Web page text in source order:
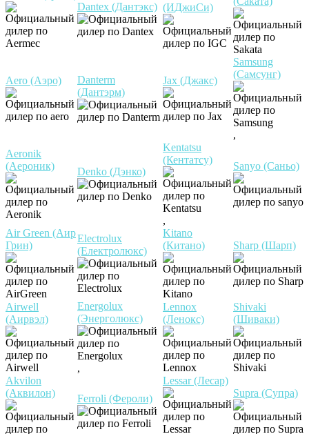
Dantex (Дантэкс) (ИДжиСи)
Aero (Аэро)
Danterm
(Дантэрм)
Jax (Джакс)
Samsung
(Самсунг)
,
Aeronik
(Аероник)
Denko (Дэнко)
Kentatsu
(Кентатсу)
,
Sanyo (Саньо)
Air Green (Аир
Грин)
Electrolux
(Електролюкс)
Kitano
(Китано)
Sharp (Шарп)
Airwell
(Аирвэл)
Energolux
(Энерголюкс)
,
Lennox
(Ленокс)
Shivaki
(Шиваки)
Akvilon
(Аквилон)
Ferroli (Фероли)
Lessar (Лесар)
Supra (Супра)